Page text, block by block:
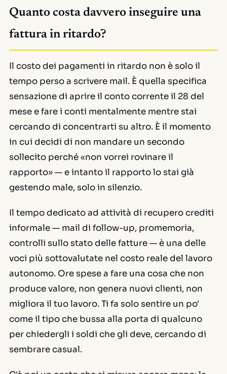
Quanto costa davvero inseguire una
fattura in ritardo?
Il costo dei pagamenti in ritardo non è solo il
tempo perso a scrivere mail. È quella specifica
sensazione di aprire il conto corrente il 28 del
mese e fare i conti mentalmente mentre stai
cercando di concentrarti su altro. È il momento
in cui decidi di non mandare un secondo
sollecito perché «non vorrei rovinare il
rapporto» — e intanto il rapporto lo stai già
gestendo male, solo in silenzio.
Il tempo dedicato ad attività di recupero crediti
informale — mail di follow-up, promemoria,
controlli sullo stato delle fatture — è una delle
voci più sottovalutate nel costo reale del lavoro
autonomo. Ore spese a fare una cosa che non
produce valore, non genera nuovi clienti, non
migliora il tuo lavoro. Ti fa solo sentire un po'
come il tipo che bussa alla porta di qualcuno
per chiedergli i soldi che gli deve, cercando di
sembrare casual.